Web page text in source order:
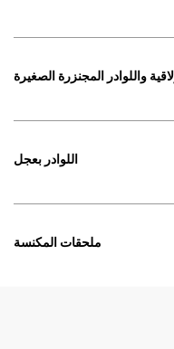
واللوادر المجنزرة الصغيرة
اللوادر بعجل
ملحقات المكنسة